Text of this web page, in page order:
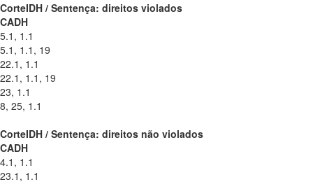
CorteIDH / Sentença: direitos violados
CADH
5.1, 1.1
5.1, 1.1, 19
22.1, 1.1
22.1, 1.1, 19
23, 1.1
8, 25, 1.1
CorteIDH / Sentença: direitos não violados
CADH
4.1, 1.1
23.1, 1.1